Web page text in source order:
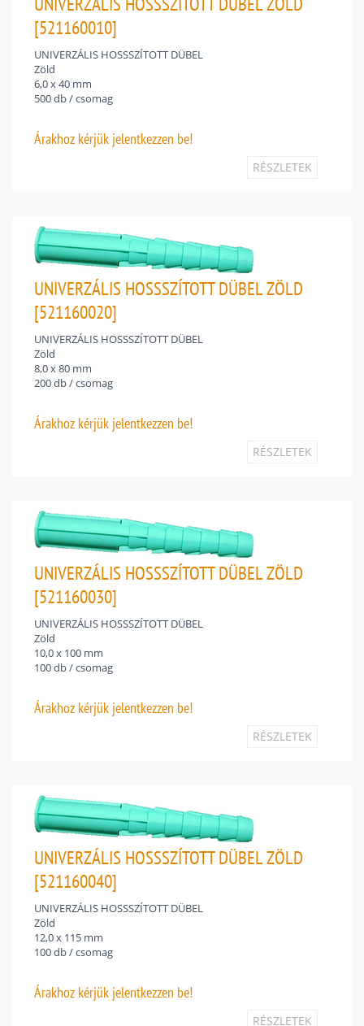
[521160010]
UNIVERZÁLIS HOSSSZÍTOTT DÜBEL
Zöld
6,0 x 40 mm
500 db / csomag
Árakhoz kérjük jelentkezzen be!
RÉSZLETEK
UNIVERZÁLIS HOSSSZÍTOTT DÜBEL ZÖLD
[521160020]
UNIVERZÁLIS HOSSSZÍTOTT DÜBEL
Zöld
8,0 x 80 mm
200 db / csomag
Árakhoz kérjük jelentkezzen be!
RÉSZLETEK
UNIVERZÁLIS HOSSSZÍTOTT DÜBEL ZÖLD
[521160030]
UNIVERZÁLIS HOSSSZÍTOTT DÜBEL
Zöld
10,0 x 100 mm
100 db / csomag
Árakhoz kérjük jelentkezzen be!
RÉSZLETEK
UNIVERZÁLIS HOSSSZÍTOTT DÜBEL ZÖLD
[521160040]
UNIVERZÁLIS HOSSSZÍTOTT DÜBEL
Zöld
12,0 x 115 mm
100 db / csomag
Árakhoz kérjük jelentkezzen be!
RÉSZLETEK